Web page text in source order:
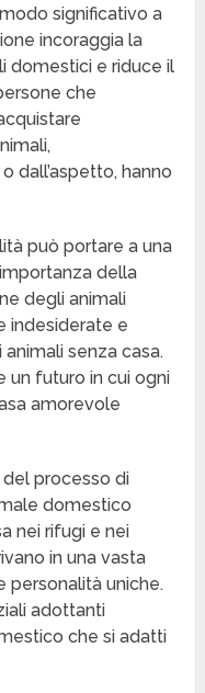
significativo a
incoraggia la
domestici e riduce il
che
dall’aspetto, hanno
può portare a una
della
degli animali
indesiderate e
senza casa.
un futuro in cui ogni
amorevole
processo di
domestico
nei rifugi e nei
in una vasta
personalità uniche.
adottanti
che si adatti